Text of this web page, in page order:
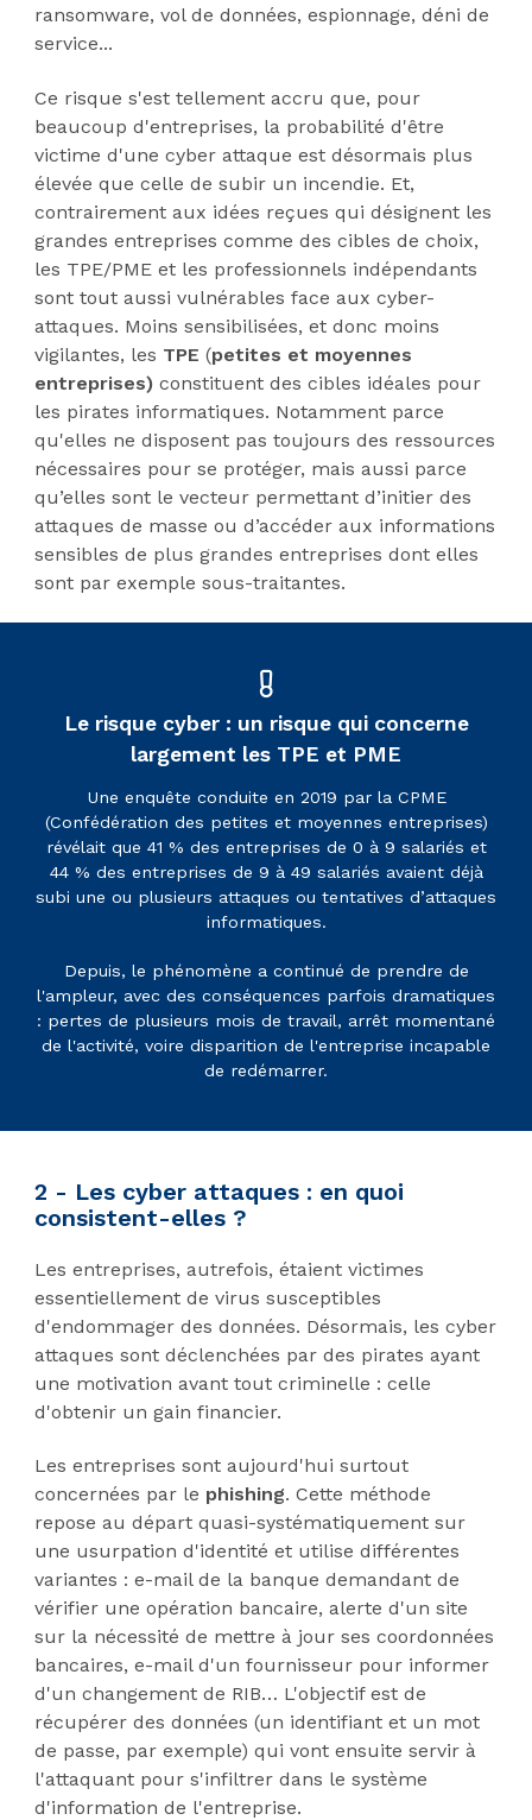
ransomware, vol de données, espionnage, déni de
service...
Ce risque s'est tellement accru que, pour
beaucoup d'entreprises, la probabilité d'être
victime d'une cyber attaque est désormais plus
élevée que celle de subir un incendie. Et,
contrairement aux idées reçues qui désignent les
grandes entreprises comme des cibles de choix,
les TPE/PME et les professionnels indépendants
sont tout aussi vulnérables face aux cyber-
attaques. Moins sensibilisées, et donc moins
vigilantes, les TPE (petites et moyennes
entreprises)constituent des cibles idéales pour
les pirates informatiques. Notamment parce
qu'elles ne disposent pas toujours des ressources
nécessaires pour se protéger, mais aussi parce
qu’elles sont le vecteur permettant d’initier des
attaques de masse ou d’accéder aux informations
sensibles de plus grandes entreprises dont elles
sont par exemple sous-traitantes.
Le risque cyber : un risque qui concerne
largement les TPE et PME
Une enquête conduite en 2019 par la CPME
(Confédération des petites et moyennes entreprises)
révélait que 41 % des entreprises de 0 à 9 salariés et
44 % des entreprises de 9 à 49 salariés avaient déjà
subi une ou plusieurs attaques ou tentatives d’attaques
informatiques.
Depuis, le phénomène a continué de prendre de
l'ampleur, avec des conséquences parfois dramatiques
: pertes de plusieurs mois de travail, arrêt momentané
de l'activité, voire disparition de l'entreprise incapable
de redémarrer.
2 - Les cyber attaques : en quoi
consistent-elles ?
Les entreprises, autrefois, étaient victimes
essentiellement de virus susceptibles
d'endommager des données. Désormais, les cyber
attaques sont déclenchées par des pirates ayant
une motivation avant tout criminelle : celle
d'obtenir un gain financier.
Les entreprises sont aujourd'hui surtout
concernées par le phishing. Cette méthode
repose au départ quasi-systématiquement sur
une usurpation d'identité et utilise différentes
variantes : e-mail de la banque demandant de
vérifier une opération bancaire, alerte d'un site
sur la nécessité de mettre à jour ses coordonnées
bancaires, e-mail d'un fournisseur pour informer
d'un changement de RIB… L'objectif est de
récupérer des données (un identifiant et un mot
de passe, par exemple) qui vont ensuite servir à
l'attaquant pour s'infiltrer dans le système
d'information de l'entreprise.